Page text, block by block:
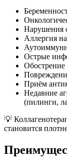
Нарушения
Аллергия
Острые
Обострение
Приём
Недавние
(пилинги,
💡
становится